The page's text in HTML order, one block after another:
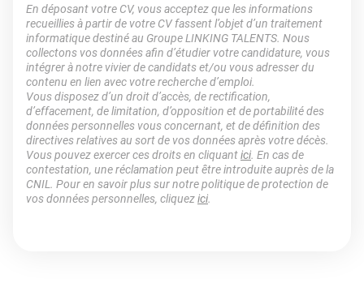
En déposant votre CV, vous acceptez que les informations
recueillies à partir de votre CV fassent l’objet d’un traitement
informatique destiné au Groupe LINKING TALENTS. Nous
collectons vos données afin d’étudier votre candidature, vous
intégrer à notre vivier de candidats et/ou vous adresser du
contenu en lien avec votre recherche d’emploi.
Vous disposez d’un droit d’accès, de rectification,
d’effacement, de limitation, d’opposition et de portabilité des
données personnelles vous concernant, et de définition des
directives relatives au sort de vos données après votre décès.
Vous pouvez exercer ces droits en cliquantici. En cas de
contestation, une réclamation peut être introduite auprès de la
CNIL. Pour en savoir plus sur notre politique de protection de
vos données personnelles, cliquezici.